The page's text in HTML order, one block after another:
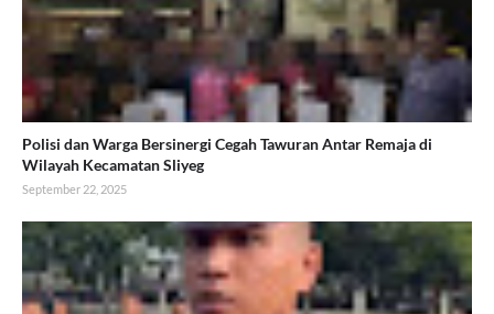
Polisi dan Warga Bersinergi Cegah Tawuran Antar Remaja di
Wilayah Kecamatan Sliyeg
September 22, 2025